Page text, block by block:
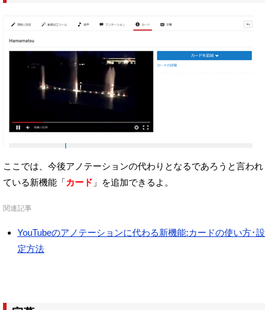
ここでは、今後アノテーションの代わりとなるであろうと言われ
ている新機能「カード 」を追加できるよ。
関連記事
YouTubeのアノテーションに代わる新機能:カードの使い方･設
定方法